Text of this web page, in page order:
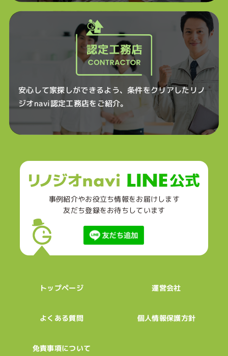
安心して家探しができるよう、条件をクリアしたリノ
ジオnavi認定工務店をご紹介。
事例紹介やお役立ち情報をお届けします
友だち登録をお待ちしています
トップページ 運営会社
よくある質問 個人情報保護方針
免責事項について